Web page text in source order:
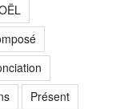
Présent